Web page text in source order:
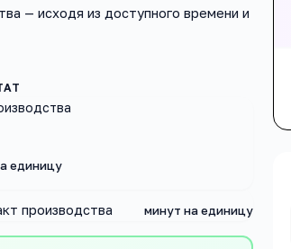
— исходя из доступного времени и
единицу
производства минут на единицу